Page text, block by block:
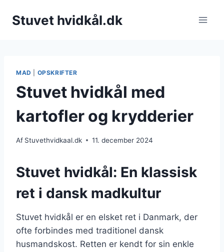
Stuvet hvidkål.dk
MAD OPSKRIFTER
Stuvet hvidkål med
kartofler og krydderier
Af Stuvethvidkaal.dk 11. december 2024
Stuvet hvidkål: En klassisk
ret i dansk madkultur
Stuvet hvidkål er en elsket ret i Danmark, der
ofte forbindes med traditionel dansk
husmandskost. Retten er kendt for sin enkle